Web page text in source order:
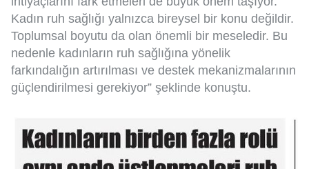
Kadın ruh sağlığı yalnızca bireysel bir konu değildir.
Toplumsal boyutu da olan önemli bir meseledir. Bu
nedenle kadınların ruh sağlığına yönelik
farkındalığın artırılması ve destek mekanizmalarının
güçlendirilmesi gerekiyor” şeklinde konuştu.